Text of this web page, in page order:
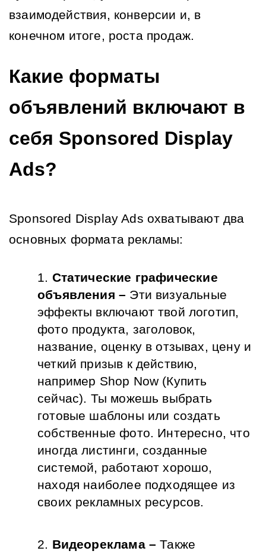
взаимодействия, конверсии и, в
конечном итоге, роста продаж.
Какие форматы
объявлений включают в
себя Sponsored Display
Ads?
Sponsored Display Ads охватывают два
основных формата рекламы:
Статические графические
объявления – Эти визуальные
эффекты включают твой логотип,
фото продукта, заголовок,
название, оценку в отзывах, цену и
четкий призыв к действию,
например Shop Now (Купить
сейчас). Ты можешь выбрать
готовые шаблоны или создать
собственные фото. Интересно, что
иногда листинги, созданные
системой, работают хорошо,
находя наиболее подходящее из
своих рекламных ресурсов.
Видеореклама – Также